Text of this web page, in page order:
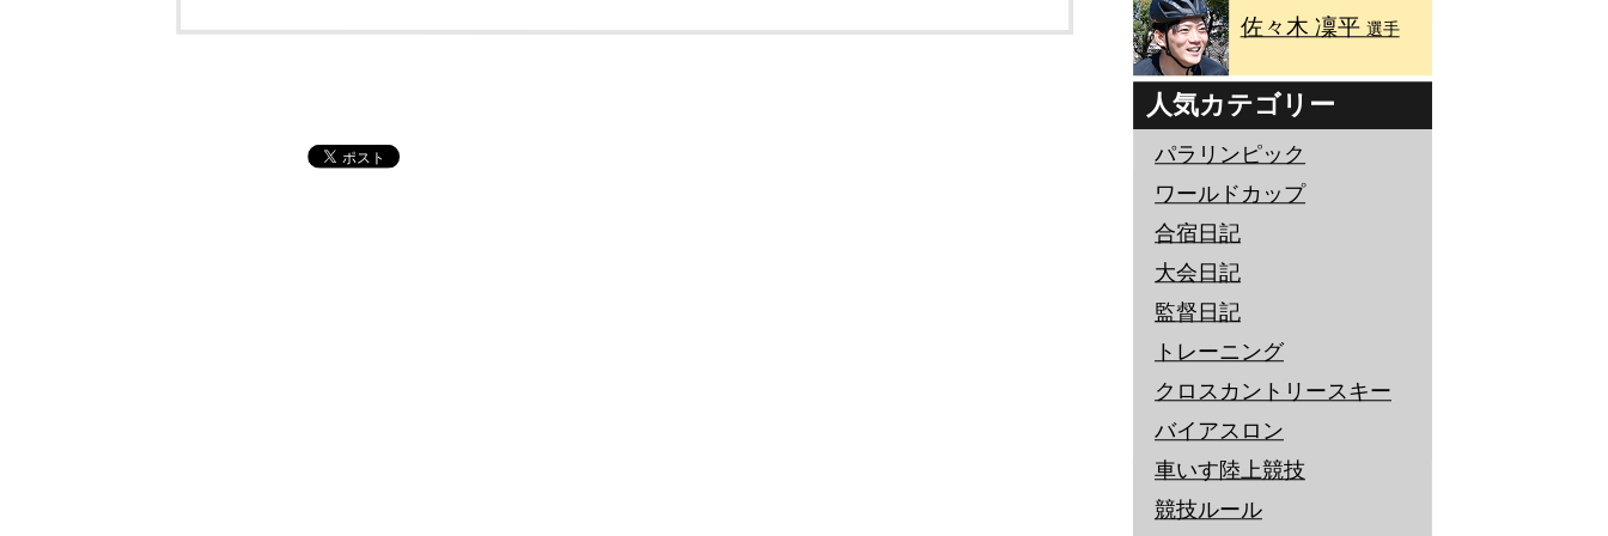
佐々木 凜平 選手
人気カテゴリー
パラリンピック
ワールドカップ
合宿日記
大会日記
監督日記
トレーニング
クロスカントリースキー
バイアスロン
車いす陸上競技
競技ルール